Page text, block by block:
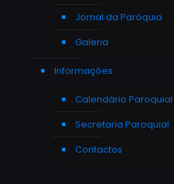
Jornal da Paróquia
Galeria
Informações
Calendário Paroquial
Secretaria Paroquial
Contactos